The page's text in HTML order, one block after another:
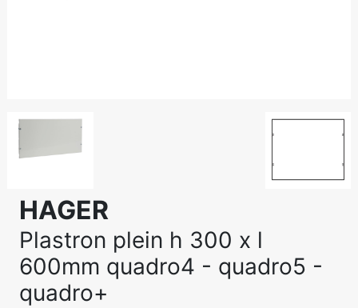
HAGER
Plastron plein h 300 x l
600mm quadro4 - quadro5 -
quadro+